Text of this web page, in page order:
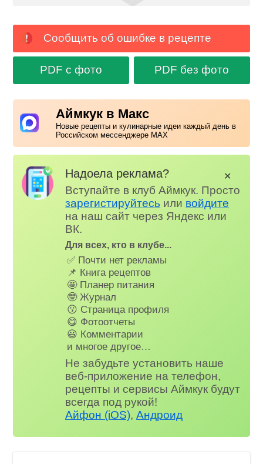
Сообщить об ошибке в рецепте
PDF с фото PDF без фото
Аймкук в Макс
Новые рецепты и кулинарные идеи каждый день в
Российском мессенджере MAX
Надоела реклама?
Вступайте в клуб Аймкук. Просто
зарегистируйтесь или войдите
на наш сайт через Яндекс или
ВК.
Для всех, кто в клубе...
✅ Почти нет рекламы
📌 Книга рецептов
🤩 Планер питания
🤓 Журнал
😗 Страница профиля
😋 Фотоотчеты
😃 Комментарии
и многое другое…
Не забудьте установить наше
веб-приложение на телефон,
рецепты и сервисы Аймкук будут
всегда под рукой!
Айфон (iOS),Андроид
✕